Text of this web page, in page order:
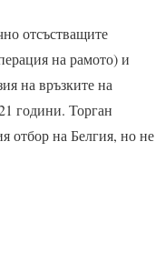
отсъстващите
на рамото) и
на връзките на
години. Торган
отбор на Белгия, но не